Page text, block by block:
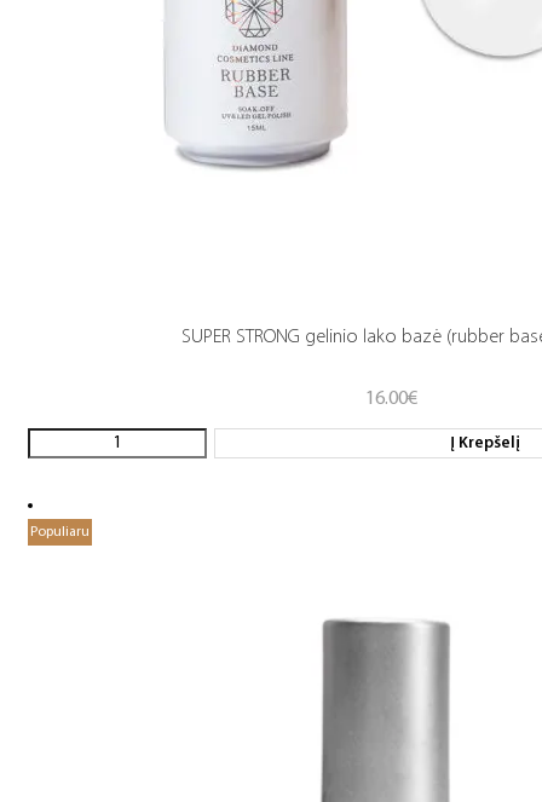
SUPER STRONG gelinio lako bazė (rubber
16.00€
Į Krepšelį
Populiaru